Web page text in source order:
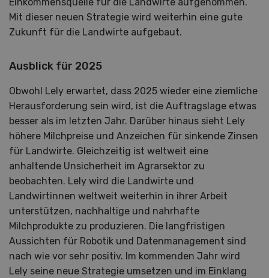
Mit dieser neuen Strategie wird weiterhin eine gute
Zukunft für die Landwirte aufgebaut.
Ausblick für 2025
Obwohl Lely erwartet, dass 2025 wieder eine ziemliche
Herausforderung sein wird, ist die Auftragslage etwas
besser als im letzten Jahr. Darüber hinaus sieht Lely
höhere Milchpreise und Anzeichen für sinkende Zinsen
für Landwirte. Gleichzeitig ist weltweit eine
anhaltende Unsicherheit im Agrarsektor zu
beobachten. Lely wird die Landwirte und
Landwirtinnen weltweit weiterhin in ihrer Arbeit
unterstützen, nachhaltige und nahrhafte
Milchprodukte zu produzieren. Die langfristigen
Aussichten für Robotik und Datenmanagement sind
nach wie vor sehr positiv. Im kommenden Jahr wird
Lely seine neue Strategie umsetzen und im Einklang